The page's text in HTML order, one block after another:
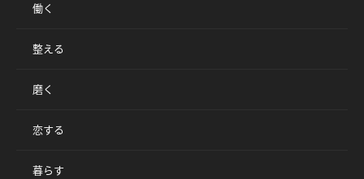
働く
整える
磨く
恋する
暮らす